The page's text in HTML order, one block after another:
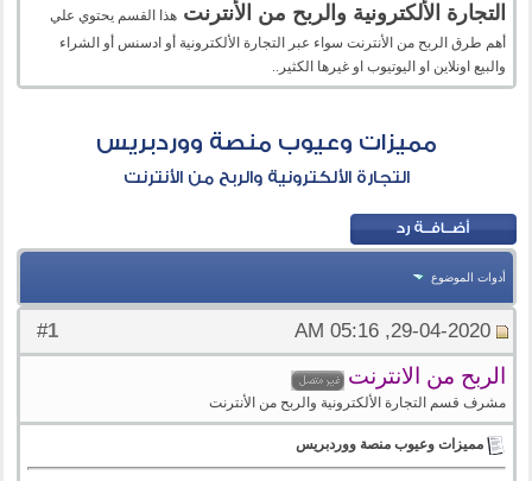
التجارة الألكترونية والربح من الأنترنت هذا القسم يحتوي علي
أهم طرق الربح من الأنترنت سواء عبر التجارة الألكترونية أو ادسنس أو الشراء
والبيع اونلاين او اليوتيوب او غيرها الكثير..
مميزات وعيوب منصة ووردبريس
التجارة الألكترونية والربح من الأنترنت
أدوات الموضوع
#
1 29-04-2020, 05:16 AM
الربح من الانترنت
مشرف قسم التجارة الألكترونية والربح من الأنترنت
مميزات وعيوب منصة ووردبريس